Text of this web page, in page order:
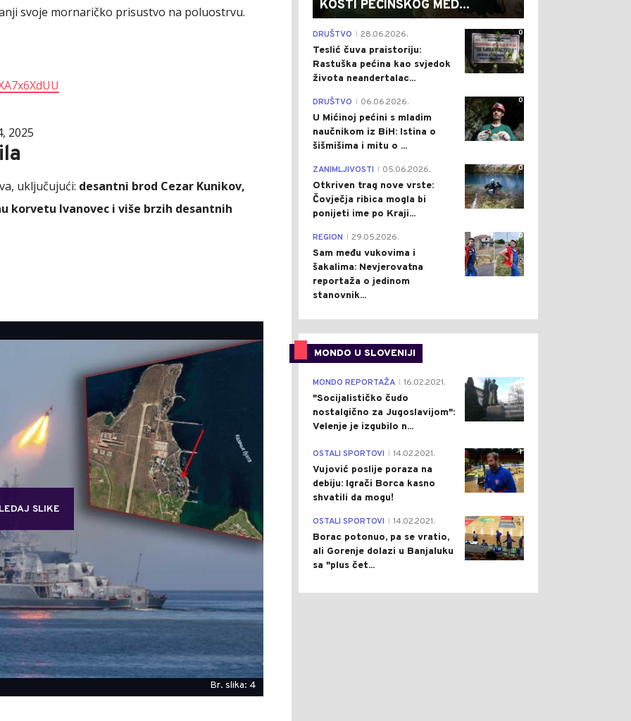
svoje mornaričko prisustvo na poluostrvu.
2025
uključujući: desantni brod Cezar Kunikov,
korvetu Ivanovec i više brzih desantnih
SLIKE
Br. slika: 4
KOSTI PEĆINSKOG MED...
0
DRUŠTVO 28.06.2026.
Teslić čuva praistoriju:
Rastuška pećina kao svjedok
života neandertalac...
0
DRUŠTVO 06.06.2026.
U Mićinoj pećini s mladim
naučnikom iz BiH: Istina o
šišmišima i mitu o ...
0
ZANIMLJIVOSTI 05.06.2026.
Otkriven trag nove vrste:
Čovječja ribica mogla bi
ponijeti ime po Kraji...
0
REGION 29.05.2026.
Sam među vukovima i
šakalima: Nevjerovatna
reportaža o jedinom
stanovnik...
MONDO U SLOVENIJI
4
MONDO REPORTAŽA 16.02.2021.
"Socijalističko čudo
nostalgično za Jugoslavijom":
Velenje je izgubilo n...
1
OSTALI SPORTOVI 14.02.2021.
Vujović poslije poraza na
debiju: Igrači Borca kasno
shvatili da mogu!
3
OSTALI SPORTOVI 14.02.2021.
Borac potonuo, pa se vratio,
ali Gorenje dolazi u Banjaluku
sa "plus čet...